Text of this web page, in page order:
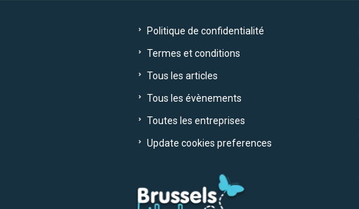
Politique de confidentialité
Termes et conditions
Tous les articles
Tous les évènements
Toutes les entreprises
Update cookies preferences